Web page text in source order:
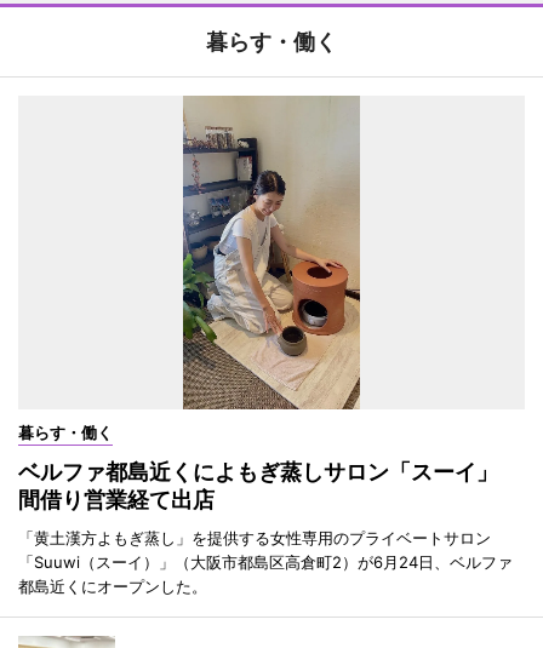
暮らす・働く
暮らす・働く
ベルファ都島近くによもぎ蒸しサロン「スーイ」
間借り営業経て出店
「黄土漢方よもぎ蒸し」を提供する女性専用のプライベートサロン
「Suuwi（スーイ）」（大阪市都島区高倉町2）が6月24日、ベルファ
都島近くにオープンした。